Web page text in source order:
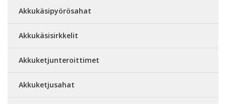
Akkukäsipyörösahat
Akkukäsisirkkelit
Akkuketjunteroittimet
Akkuketjusahat